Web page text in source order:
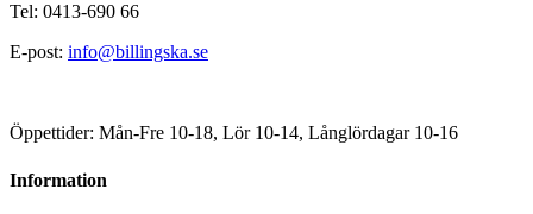
Tel: 0413-690 66
E-post: info@billingska.se
Öppettider: Mån-Fre 10-18, Lör 10-14, Långlördagar 10-16
Information